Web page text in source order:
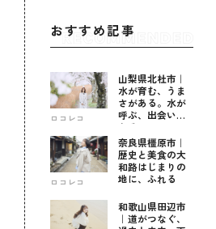
おすすめ記事
ロコレコ
山梨県北杜市｜
水が育む、うま
さがある。水が
呼ぶ、出会いが
ある。
ロコレコ
奈良県橿原市｜
歴史と美食の大
和路はじまりの
地に、ふれる
和歌山県田辺市
｜道がつなぐ、